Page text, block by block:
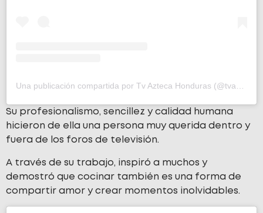
Su profesionalismo, sencillez y calidad humana
hicieron de ella una persona muy querida dentro y
fuera de los foros de televisión.
A través de su trabajo, inspiró a muchos y
demostró que cocinar también es una forma de
compartir amor y crear momentos inolvidables.